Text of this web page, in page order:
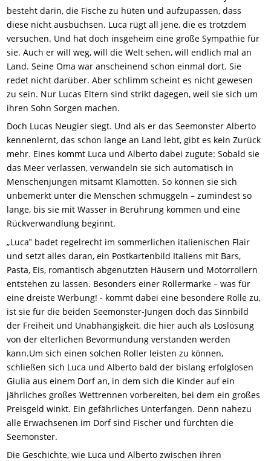
besteht darin, die Fische zu hüten und aufzupassen, dass
diese nicht ausbüchsen. Luca rügt all jene, die es trotzdem
versuchen. Und hat doch insgeheim eine große Sympathie für
sie. Auch er will weg, will die Welt sehen, will endlich mal an
Land. Seine Oma war anscheinend schon einmal dort. Sie
redet nicht darüber. Aber schlimm scheint es nicht gewesen
zu sein. Nur Lucas Eltern sind strikt dagegen, weil sie sich um
ihren Sohn Sorgen machen.
Doch Lucas Neugier siegt. Und als er das Seemonster Alberto
kennenlernt, das schon lange an Land lebt, gibt es kein Zurück
mehr. Eines kommt Luca und Alberto dabei zugute: Sobald sie
das Meer verlassen, verwandeln sie sich automatisch in
Menschenjungen mitsamt Klamotten. So können sie sich
unbemerkt unter die Menschen schmuggeln – zumindest so
lange, bis sie mit Wasser in Berührung kommen und eine
Rückverwandlung beginnt.
„Luca‟ badet regelrecht im sommerlichen italienischen Flair
und setzt alles daran, ein Postkartenbild Italiens mit Bars,
Pasta, Eis, romantisch abgenutzten Häusern und Motorrollern
entstehen zu lassen. Besonderseiner Rollermarke –was für
eine dreisteWerbung! - kommt dabei eine besondere Rolle zu,
ist sie für die beiden Seemonster-Jungen doch das Sinnbild
der Freiheit und Unabhängigkeit,die hier auch als Loslösung
von der elterlichen Bevormundung verstanden werden
kann.Um sich einen solchen Roller leisten zu können,
schließen sich Luca und Alberto bald der bislang erfolglosen
Giulia aus einem Dorf an, in dem sich die Kinder auf ein
jährliches großes Wettrennen vorbereiten, bei dem ein großes
Preisgeld winkt. Ein gefährliches Unterfangen. Denn nahezu
alle Erwachsenen im Dorf sind Fischer und fürchten die
Seemonster.
Die Geschichte, wie Luca und Alberto zwischen ihren